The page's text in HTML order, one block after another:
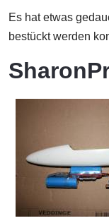
Es hat etwas
bestückt werden